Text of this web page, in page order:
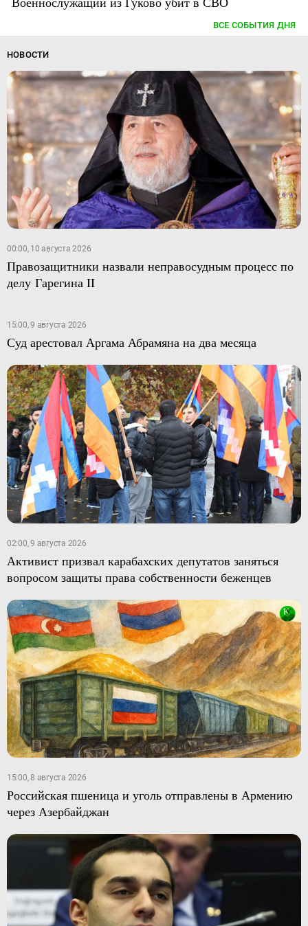
ВСЕ СОБЫТИЯ ДНЯ
НОВОСТИ
00:00, 10 августа 2026
Правозащитники назвали неправосудным процесс по
делу Гарегина II
15:00, 9 августа 2026
Суд арестовал Аргама Абрамяна на два месяца
02:00, 9 августа 2026
Активист призвал карабахских депутатов заняться
вопросом защиты права собственности беженцев
15:00, 8 августа 2026
Российская пшеница и уголь отправлены в Армению
через Азербайджан